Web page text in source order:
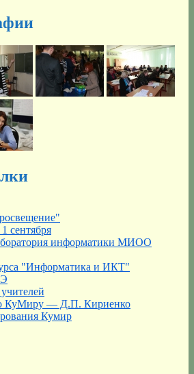
сентября
информатики МИОО
"Информатика и ИКТ"
КуМиру — Д.П. Кириенко
Кумир